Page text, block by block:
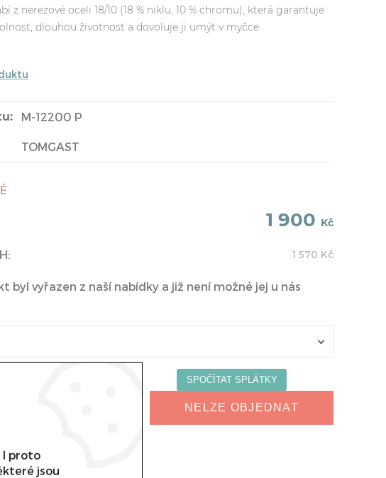
z nerezové oceli 18/10 (18 % niklu, 10 % chromu), která garantuje
dlouhou životnost a dovoluje ji umýt v myčce.
M-12200 P
TOMGAST
1 900 Kč
1 570 Kč
byl vyřazen z naší nabídky a již není možné jej u nás
NELZE OBJEDNAT
I proto
jsou